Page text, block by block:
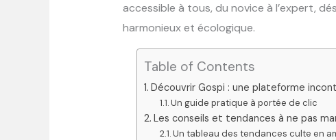
accessible à tous, du novice à l’expert,
harmonieux et écologique.
Table of Contents
Découvrir Gospi : une plateforme
Un guide pratique à portée de clic
Les conseils et tendances à ne pas
Un tableau des tendances culte en